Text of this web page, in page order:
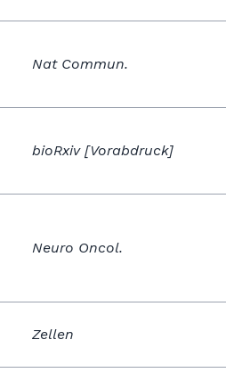
Nat Commun.
bioRxiv [Vorabdruck]
Neuro Oncol.
Zellen